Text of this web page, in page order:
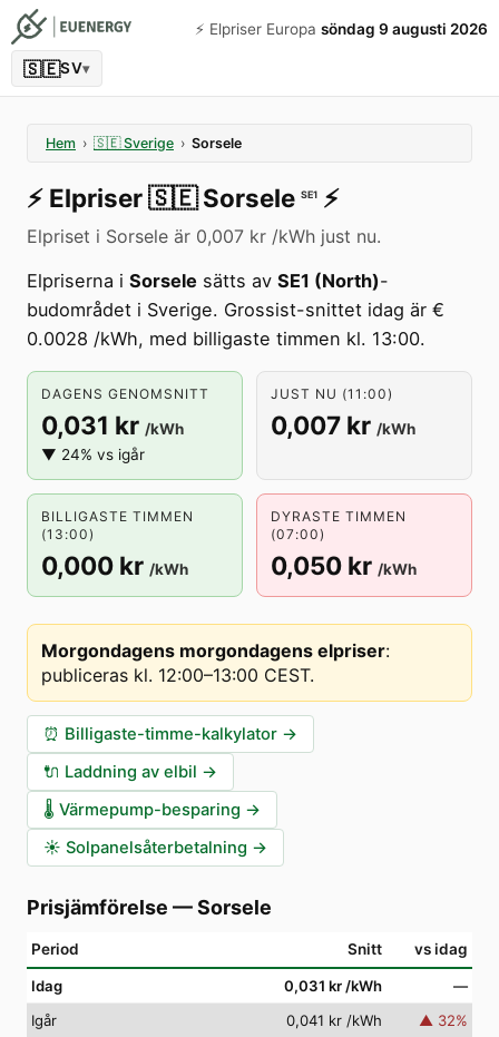
⚡️ Elpriser Europa söndag 9 augusti 2026
🇸🇪SV▾
Hem › 🇸🇪 Sverige › Sorsele
⚡️ Elpriser🇸🇪 Sorsele SE1 ⚡️
Elpriset i Sorsele är 0,007 kr /kWh just nu.
Elpriserna i Sorsele sätts av SE1 (North)-
budområdet i Sverige. Grossist-snittet idag är €
0.0028 /kWh, med billigaste timmen kl. 13:00.
DAGENS GENOMSNITT
0,031 kr /kWh
▼ 24% vs igår
JUST NU (11:00)
0,007 kr /kWh
BILLIGASTE TIMMEN
(13:00)
0,000 kr /kWh
DYRASTE TIMMEN
(07:00)
0,050 kr /kWh
Morgondagens morgondagens elpriser:
publiceras kl. 12:00–13:00 CEST.
⏰ Billigaste-timme-kalkylator →
🔌 Laddning av elbil →
🌡️ Värmepump-besparing →
☀️ Solpanelsåterbetalning →
Prisjämförelse —Sorsele
Period Snitt vs idag
Idag 0,031 kr /kWh
—
Igår
0,041 kr /kWh ▲ 32%